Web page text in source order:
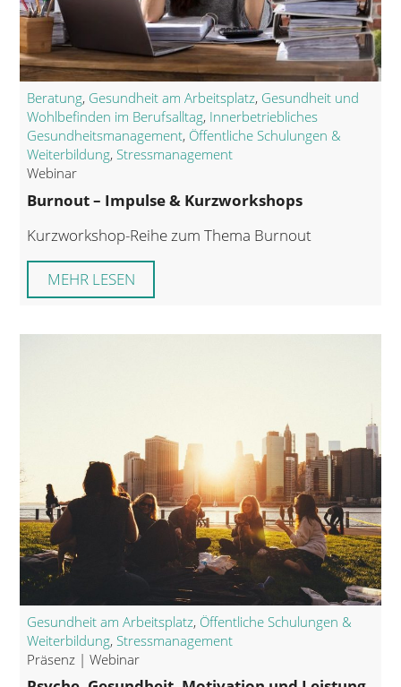
Beratung, Gesundheit am Arbeitsplatz, Gesundheit und
Wohlbefinden im Berufsalltag, Innerbetriebliches
Gesundheitsmanagement, Öffentliche Schulungen &
Weiterbildung,Stressmanagement
Webinar
Burnout – Impulse & Kurzworkshops
Kurzworkshop-Reihe zum Thema Burnout
MEHR LESEN
Gesundheit am Arbeitsplatz, Öffentliche Schulungen &
Weiterbildung, Stressmanagement
Präsenz | Webinar